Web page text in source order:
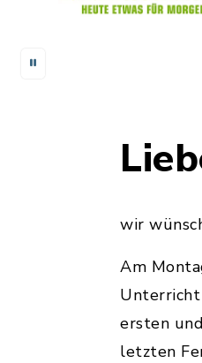
wir
Am
Unterricht
ersten
letzten